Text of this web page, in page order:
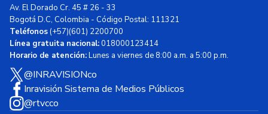
Av. El Dorado Cr. 45 # 26 - 33
Bogotá D.C, Colombia - Código Postal: 111321
Teléfonos(+57)(601) 2200700
Línea gratuita nacional:018000123414
Horario de atención:Lunes a viernes de 8:00 a.m. a 5:00 p.m.
@INRAVISIONco
Inravisión Sistema de Medios Públicos
@rtvcco